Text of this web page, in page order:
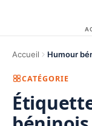
Accueil Humour
CATÉGORIE